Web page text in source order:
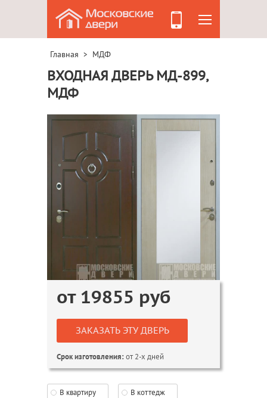
Главная > МДФ
ВХОДНАЯ ДВЕРЬ МД-899,
МДФ
от 19855 руб
ЗАКАЗАТЬ ЭТУ ДВЕРЬ
Срок изготовления:от 2-х дней
В квартиру В коттедж